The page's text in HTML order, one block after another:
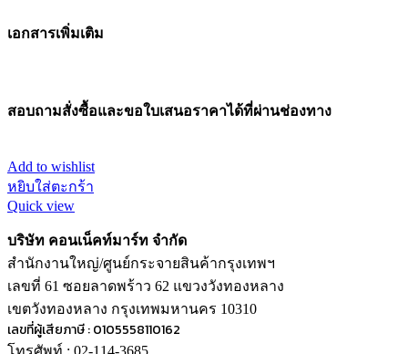
เอกสารเพิ่มเติม
สอบถามสั่งซื้อและขอใบเสนอราคาได้ที่ผ่านช่องทาง
Add to wishlist
หยิบใส่ตะกร้า
Quick view
บริษัท คอนเน็คท์มาร์ท จำกัด
สำนักงานใหญ่/ศูนย์กระจายสินค้ากรุงเทพฯ
เลขที่ 61 ซอยลาดพร้าว 62 แขวงวังทองหลาง
เขตวังทองหลาง กรุงเทพมหานคร 10310
เลขที่ผู้เสียภาษี : 0105558110162
โทรศัพท์ : 02-114-3685